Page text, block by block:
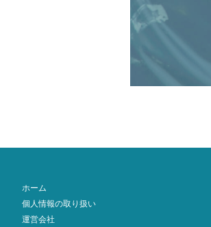
ホーム
個人情報の取り扱い
運営会社